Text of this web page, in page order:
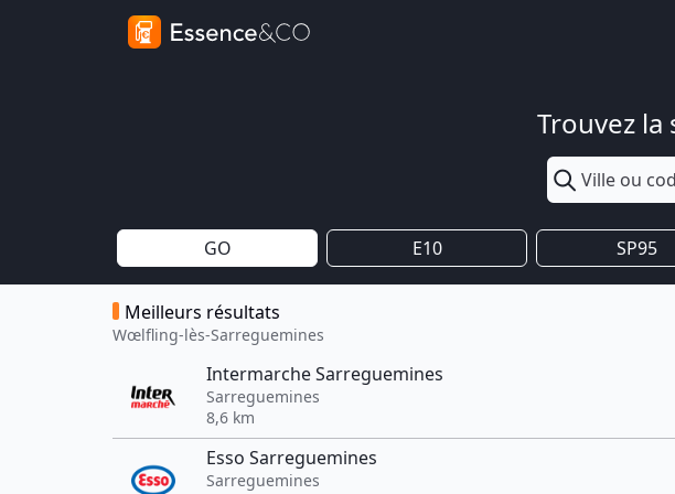
Trouvez
GO E10 SP95
Meilleurs résultats
Wœlfling-lès-Sarreguemines
Intermarche Sarreguemines
Sarreguemines
8,6 km
Esso Sarreguemines
Sarreguemines